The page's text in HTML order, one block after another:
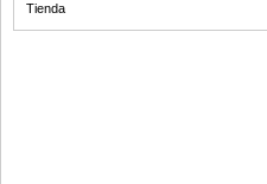
Tienda